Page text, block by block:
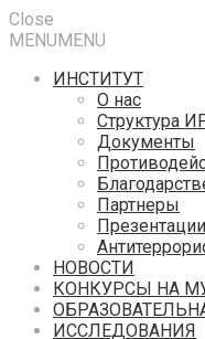
Close
MENUMENU
ИНСТИТУТ
О нас
Структура
Документы
Партнеры
НОВОСТИ
КОНКУРСЫ НА
ИССЛЕДОВАНИЯ